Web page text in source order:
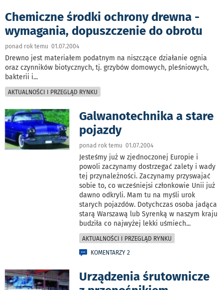
Chemiczne środki ochrony drewna -
wymagania, dopuszczenie do obrotu
ponad rok temu 01.07.2004
Drewno jest materiałem podatnym na niszczące działanie ognia
oraz czynników biotycznych, tj. grzybów domowych, pleśniowych,
bakterii i...
AKTUALNOŚCI I PRZEGLĄD RYNKU
Galwanotechnika a stare
pojazdy
ponad rok temu 01.07.2004
Jesteśmy już w zjednoczonej Europie i
powoli zaczynamy dostrzegać zalety i wady
tej przynależności. Zaczynamy przyswajać
sobie to, co wcześniejsi członkowie Unii już
dawno odkryli. Mam tu na myśli urok
starych pojazdów. Dotychczas osoba jadąca
starą Warszawą lub Syrenką w naszym kraju
budziła co najwyżej lekki uśmiech...
AKTUALNOŚCI I PRZEGLĄD RYNKU
KOMENTARZY 2
Urządzenia śrutownicze